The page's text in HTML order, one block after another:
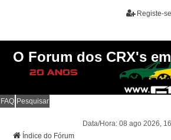
Registe-se
O Forum dos CRX's
FAQ Pesquisar
Data/Hora: 08 ago 2026,
Índice do Fórum